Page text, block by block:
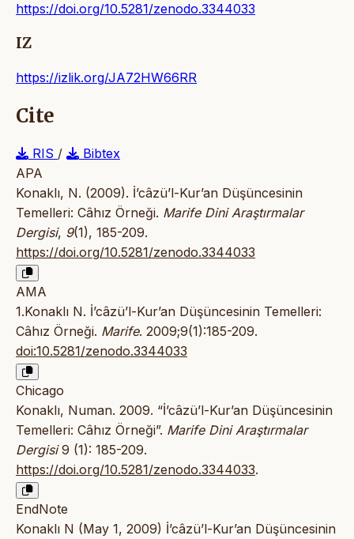
https://doi.org/10.5281/zenodo.3344033
IZ
https://izlik.org/JA72HW66RR
Cite
RIS /
Bibtex
APA
Konaklı, N. (2009). İ’câzü’l-Kur’an Düşüncesinin
Temelleri: Câhız Örneği. Marife Dini Araştırmalar
Dergisi, 9(1), 185-209.
https://doi.org/10.5281/zenodo.3344033
AMA
1.Konaklı N. İ’câzü’l-Kur’an Düşüncesinin Temelleri:
Câhız Örneği. Marife. 2009;9(1):185-209.
doi:10.5281/zenodo.3344033
Chicago
Konaklı, Numan. 2009. “İ’câzü’l-Kur’an Düşüncesinin
Temelleri: Câhız Örneği”. Marife Dini Araştırmalar
Dergisi9 (1): 185-209.
https://doi.org/10.5281/zenodo.3344033.
EndNote
Konaklı N (May 1, 2009) İ’câzü’l-Kur’an Düşüncesinin